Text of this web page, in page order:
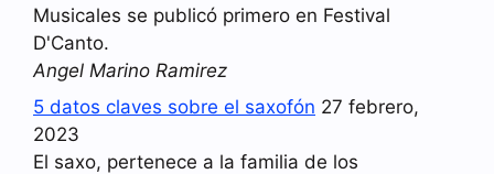
Musicales se publicó primero en Festival
D'Canto.
Angel Marino Ramirez
5 datos claves sobre el saxofón 27 febrero,
2023
El saxo, pertenece a la familia de los